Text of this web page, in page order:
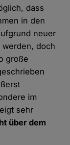
dass
in den
neuer
doch
große
im
sehr
über dem